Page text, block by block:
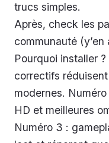
trucs simples.
Après, check les
communauté (y’en
Pourquoi installer
correctifs
modernes.
HD et meilleures
Numéro 3 :